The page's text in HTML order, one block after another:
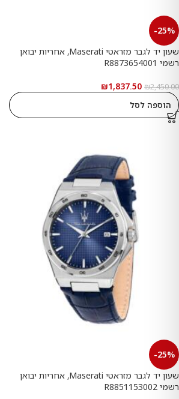
-25%
שעון יד לגבר מזראטי Maserati, אחריות יבואן
רשמי R8873654001
₪2,450.00
₪1,837.50
הוספה לסל
-25%
שעון יד לגבר מזראטי Maserati, אחריות יבואן
רשמי R8851153002